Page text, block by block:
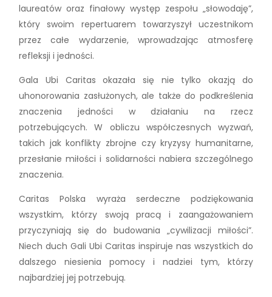
laureatów oraz finałowy występ zespołu „słowodaję”,
który swoim repertuarem towarzyszył uczestnikom
przez całe wydarzenie, wprowadzając atmosferę
refleksji i jedności.
Gala Ubi Caritas okazała się nie tylko okazją do
uhonorowania zasłużonych, ale także do podkreślenia
znaczenia jedności w działaniu na rzecz
potrzebujących. W obliczu współczesnych wyzwań,
takich jak konflikty zbrojne czy kryzysy humanitarne,
przesłanie miłości i solidarności nabiera szczególnego
znaczenia.
Caritas Polska wyraża serdeczne podziękowania
wszystkim, którzy swoją pracą i zaangażowaniem
przyczyniają się do budowania „cywilizacji miłości”.
Niech duch Gali Ubi Caritas inspiruje nas wszystkich do
dalszego niesienia pomocy i nadziei tym, którzy
najbardziej jej potrzebują.